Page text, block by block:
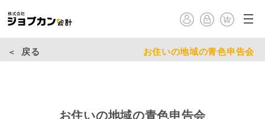
戻る お住いの地域の青色申告会
お住いの地域の青色申告会